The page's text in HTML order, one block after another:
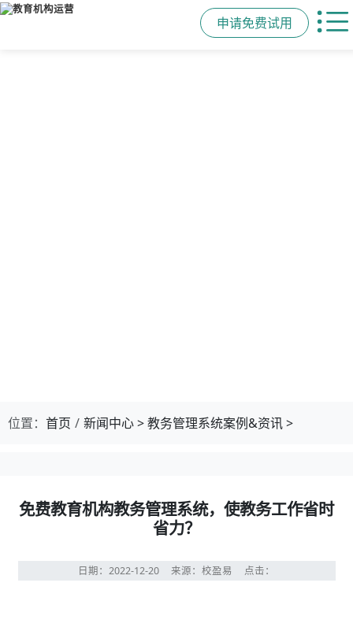
申请免费试用
位置： 首页 新闻中心>教务管理系统案例&资讯>
免费教育机构教务管理系统，使教务工作省时
省力？
日期：2022-12-20 来源：校盈易 点击：